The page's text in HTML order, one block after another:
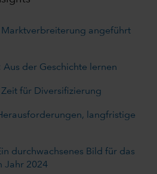
angeführt
der Geschichte lernen
für Diversifizierung
langfristige
durchwachsenes Bild für das
Jahr 2024